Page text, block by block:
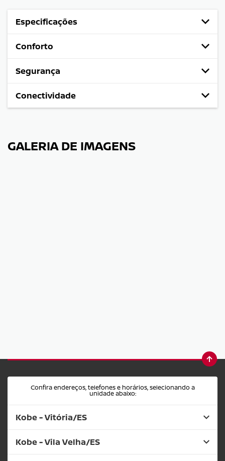
Especificações
Conforto
Segurança
Conectividade
GALERIA DE IMAGENS
Confira endereços, telefones e horários, selecionando a
unidade abaixo:
Kobe - Vitória/ES
Kobe - Vila Velha/ES